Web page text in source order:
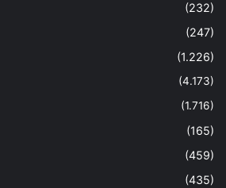
(232)
(247)
(1.226)
(4.173)
(1.716)
(165)
(459)
(435)